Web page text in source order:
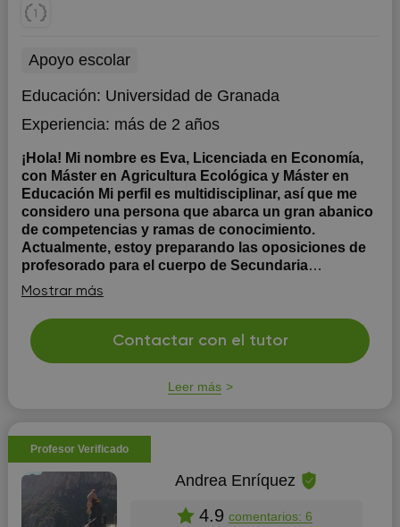
Apoyo escolar
Educación: Universidad de Granada
Experiencia: más de 2 años
¡Hola! Mi nombre es Eva, Licenciada en Economía,
con Máster en Agricultura Ecológica y Máster en
Educación Mi perfil es multidisciplinar, así que me
considero una persona que abarca un gran abanico
de competencias y ramas de conocimiento.
Actualmente, estoy preparando las oposiciones de
profesorado para el cuerpo de Secundaria
(Economía).
clases particulares desde hace varios años, y además,
en los últimos años he trabajado como guía de turismo y
naturaleza, por lo que enseñar y transmitir mis
conocimientos es lo que me motiva. Actualmente soy
Mostrar más
Contactar con el tutor
Leer más
Profesor Verificado
Andrea Enríquez
4.9 comentarios: 6